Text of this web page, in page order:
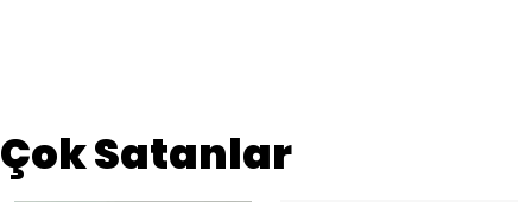
Çok Satanlar